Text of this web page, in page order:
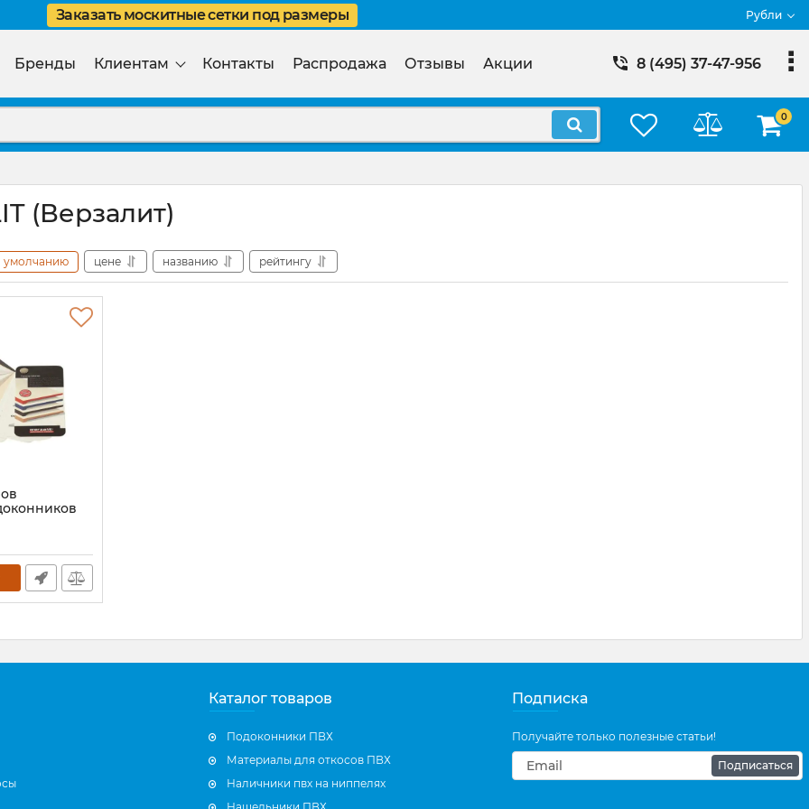
Заказать москитные сетки под размеры Рубли
Бренды Клиентам Контакты Распродажа Отзывы Акции 8 (495) 37-47-956
0
(Верзалит)
умолчанию цене названию рейтингу
Каталог товаров
Подоконники ПВХ
Материалы для откосов ПВХ
Наличники пвх на ниппелях
Подписка
Получайте только полезные статьи!
Подписаться